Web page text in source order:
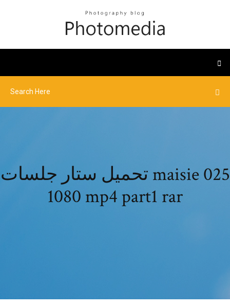
تحميل ستار جلسات maisie 025
1080 mp4 part1 rar